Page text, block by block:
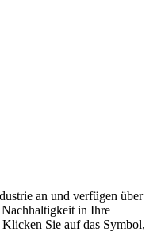
an und verfügen über
Nachhaltigkeit in Ihre
Sie auf das Symbol,